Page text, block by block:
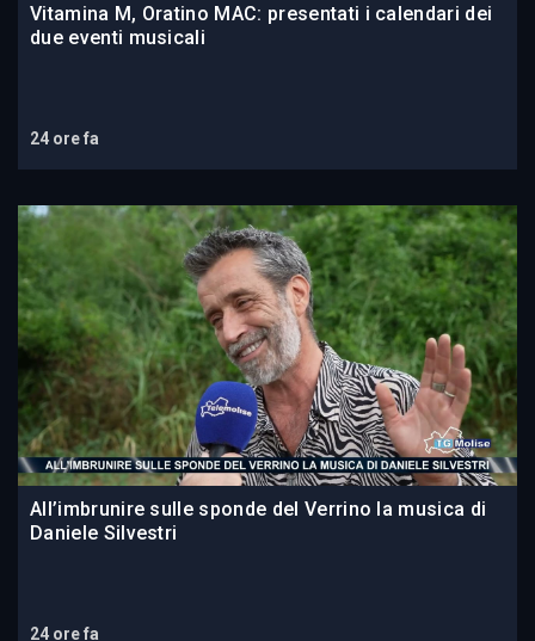
Vitamina M, Oratino MAC: presentati i calendari dei
due eventi musicali
24 ore fa
All’imbrunire sulle sponde del Verrino la musica di
Daniele Silvestri
24 ore fa